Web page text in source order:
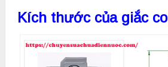
Kích thước của giắc co